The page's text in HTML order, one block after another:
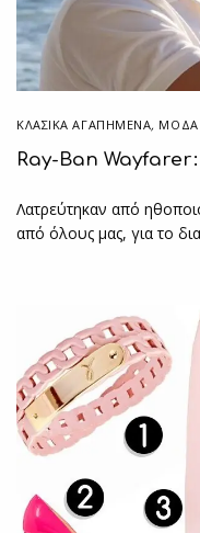
ΚΛΑΣΙΚΆ ΑΓΑΠΗΜΈΝΑ, ΜΟΔΑ
Ray-Ban Wayfarer:
Λατρεύτηκαν από
από όλους μας, για το